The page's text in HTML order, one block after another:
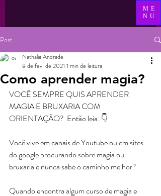
ME
NU
Post
Como aprender magia?
Nathalia Andrade
8 de fev. de 2021 1 min de leitura
VOCÊ SEMPRE QUIS APRENDER
MAGIA E BRUXARIA COM
ORIENTAÇÃO?  Então leia: 👇
Você vive em canais de Youtube ou em sites
do google procurando sobre magia ou
bruxaria e nunca sabe o caminho melhor?
Quando encontra algum curso de magia e